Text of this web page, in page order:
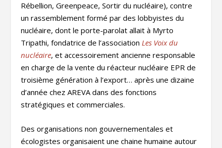
Rébellion, Greenpeace, Sortir du nucléaire), contre
un rassemblement formé par des lobbyistes du
nucléaire, dont le porte-parolat allait à Myrto
Tripathi, fondatrice de l’associationLes Voix du
nucléaire, et accessoirement ancienne responsable
en charge de la vente du réacteur nucléaire EPR de
troisième génération à l’export… après une dizaine
d’année chez AREVA dans des fonctions
stratégiques et commerciales.
Des organisations non gouvernementales et
écologistes organisaient une chaine humaine autour